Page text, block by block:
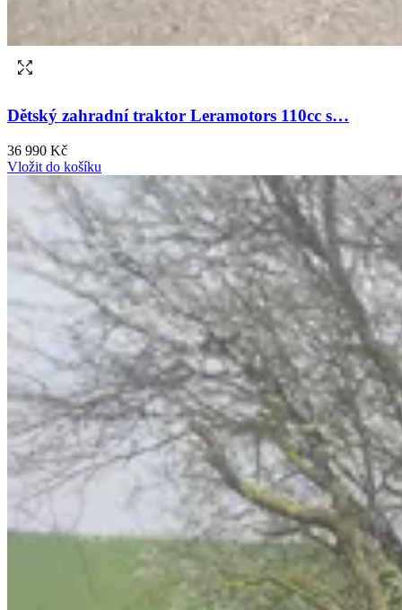
Dětský zahradní traktor Leramotors 110cc s…
36 990 Kč
Vložit do košíku